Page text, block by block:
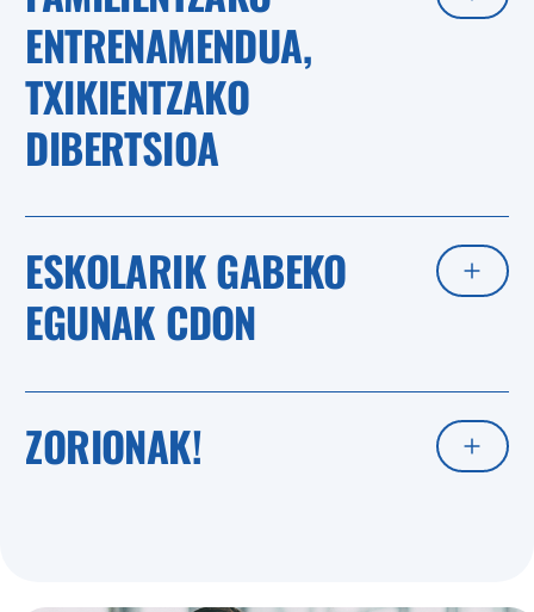
ENTRENAMENDUA,
TXIKIENTZAKO
DIBERTSIOA
ESKOLARIK GABEKO
EGUNAK CDON
ZORIONAK!